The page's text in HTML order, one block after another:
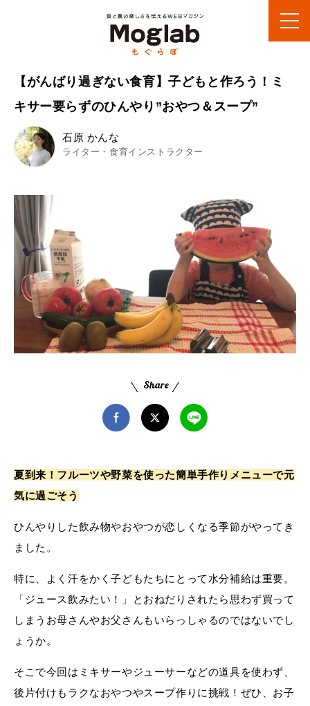
【がんばり過ぎない食育】子どもと作ろう！ミ
キサー要らずのひんやり”おやつ＆スープ”
石原 かんな
ライター・食育インストラクター
夏到来！フルーツや野菜を使った簡単手作りメニューで元
気に過ごそう
ひんやりした飲み物やおやつが恋しくなる季節がやってき
ました。
特に、よく汗をかく子どもたちにとって水分補給は重要。
「ジュース飲みたい！」とおねだりされたら思わず買って
しまうお母さんやお父さんもいらっしゃるのではないでし
ょうか。
そこで今回はミキサーやジューサーなどの道具を使わず、
後片付けもラクなおやつやスープ作りに挑戦！ぜひ、お子